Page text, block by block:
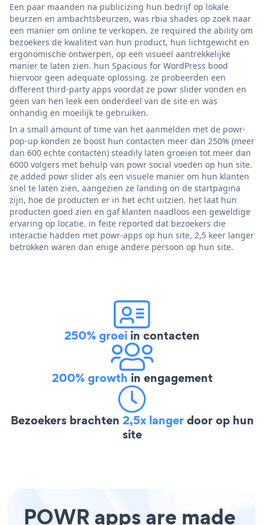
Een paar maanden na publicizing hun bedrijf op lokale
beurzen en ambachtsbeurzen, was rbia shades op zoek naar
een manier om online te verkopen. ze required the ability om
bezoekers de kwaliteit van hun product, hun lichtgewicht en
ergonomische ontwerpen, op een visueel aantrekkelijke
manier te laten zien. hun Spacious for WordPress bood
hiervoor geen adequate oplossing. ze probeerden een
different third-party apps voordat ze powr slider vonden en
geen van hen leek een onderdeel van de site en was
onhandig en moeilijk te gebruiken.
In a small amount of time van het aanmelden met de powr-
pop-up konden ze boost hun contacten meer dan 250% (meer
dan 600 echte contacten) steadily laten groeien tot meer dan
6000 volgers met behulp van powr social voeden op hun site.
ze added powr slider als een visuele manier om hun klanten
snel te laten zien, aangezien ze landing on de startpagina
zijn, hoe de producten er in het echt uitzien. het laat hun
producten goed zien en gaf klanten naadloos een geweldige
ervaring op locatie. in feite reported dat bezoekers die
interactie hadden met powr-apps op hun site, 2,5 keer langer
betrokken waren dan enige andere persoon op hun site.
250% groei in contacten
200% growth in engagement
Bezoekers brachten 2,5x langerdoor op hun
site
POWR apps are made